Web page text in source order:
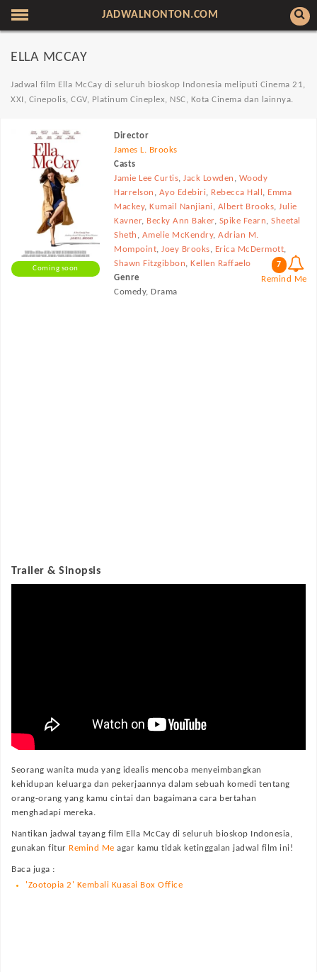
JADWALNONTON.COM
ELLA MCCAY
Jadwal film Ella McCay di seluruh bioskop Indonesia meliputi Cinema 21,
XXI, Cinepolis, CGV, Platinum Cineplex, NSC, Kota Cinema dan lainnya.
Coming soon
Director
James L. Brooks
Casts
Jamie Lee Curtis,Jack Lowden , Woody
Harrelson , Ayo Edebiri, Rebecca Hall , Emma
Mackey,Kumail Nanjiani, Albert Brooks,Julie
Kavner, Becky Ann Baker, Spike Fearn,Sheetal
Sheth , Amelie McKendry,Adrian M.
Mompoint,Joey Brooks, Erica McDermott,
Shawn Fitzgibbon,Kellen Raffaelo
Genre
Comedy, Drama
7
Remind Me
Trailer & Sinopsis
Seorang wanita muda yang idealis mencoba menyeimbangkan
kehidupan keluarga dan pekerjaannya dalam sebuah komedi tentang
orang-orang yang kamu cintai dan bagaimana cara bertahan
menghadapi mereka.
Nantikan jadwal tayang film Ella McCay di seluruh bioskop Indonesia,
gunakan fitur Remind Me agar kamu tidak ketinggalan jadwal film ini!
Baca juga :
'Zootopia 2' Kembali Kuasai Box Office